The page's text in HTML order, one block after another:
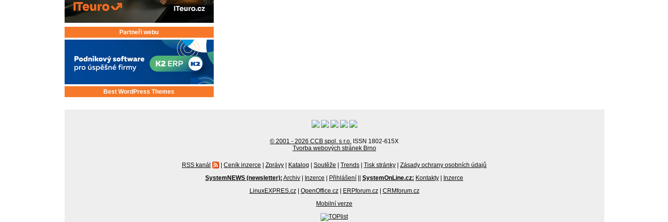
Partneři webu
Best WordPress Themes
© 2001 - 2026 CCB spol. s r.o. ISSN 1802-615X
Tvorba webových stránek Brno
RSS kanál | Ceník inzerce | Zprávy | Katalog | Soutěže | Trends | Tisk stránky | Zásady ochrany osobních údajů
SystemNEWS (newsletter): Archiv | Inzerce | Přihlášení || SystemOnLine.cz: Kontakty | Inzerce
LinuxEXPRES.cz | OpenOffice.cz | ERPforum.cz | CRMforum.cz
Mobilní verze